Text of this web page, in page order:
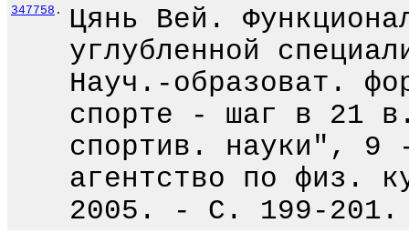
347758 .
Цянь Вей.
углубленной
Науч.-образоват.
спорте - шаг в 21 в.
спортив. науки",
агентство по физ.
2005. - С. 199-201.